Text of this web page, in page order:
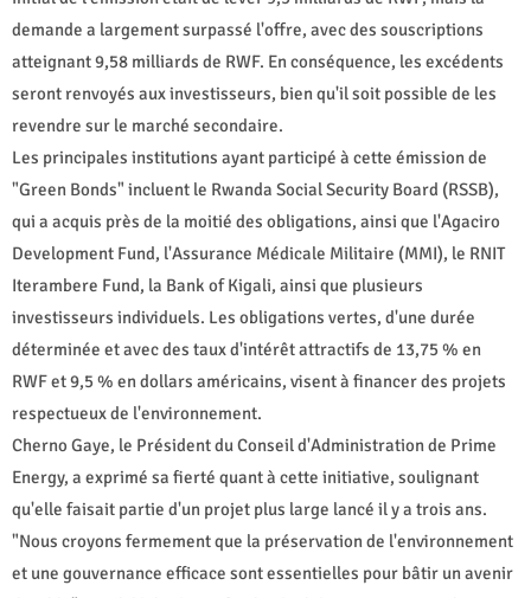
demande a largement surpassé l'offre, avec des souscriptions
atteignant 9,58 milliards de RWF. En conséquence, les excédents
seront renvoyés aux investisseurs, bien qu'il soit possible de les
revendre sur le marché secondaire.
Les principales institutions ayant participé à cette émission de
"Green Bonds" incluent le Rwanda Social Security Board (RSSB),
qui a acquis près de la moitié des obligations, ainsi que l'Agaciro
Development Fund, l'Assurance Médicale Militaire (MMI), le RNIT
Iterambere Fund, la Bank of Kigali, ainsi que plusieurs
investisseurs individuels. Les obligations vertes, d'une durée
déterminée et avec des taux d'intérêt attractifs de 13,75 % en
RWF et 9,5 % en dollars américains, visent à financer des projets
respectueux de l'environnement.
Cherno Gaye, le Président du Conseil d'Administration de Prime
Energy, a exprimé sa fierté quant à cette initiative, soulignant
qu'elle faisait partie d'un projet plus large lancé il y a trois ans.
"Nous croyons fermement que la préservation de l'environnement
et une gouvernance efficace sont essentielles pour bâtir un avenir